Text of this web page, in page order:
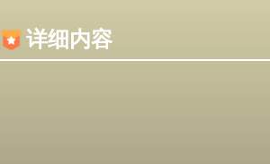
详细内容